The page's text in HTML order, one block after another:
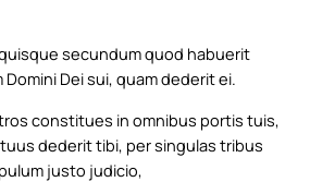
secundum quod habuerit
Dei sui, quam dederit ei.
constitues in omnibus portis tuis,
dederit tibi, per singulas tribus
justo judicio,